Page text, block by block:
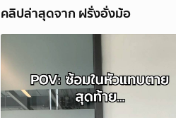
คลิปล่าสุดจาก ฝรั่งอั่งม้อ